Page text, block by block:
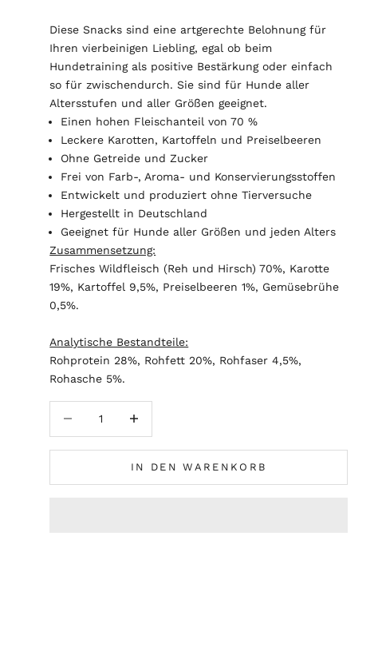
Diese Snacks sind eine artgerechte Belohnung für
Ihren vierbeinigen Liebling, egal ob beim
Hundetraining als positive Bestärkung oder einfach
so für zwischendurch. Sie sind für Hunde aller
Altersstufen und aller Größen geeignet.
Einen hohen Fleischanteil von 70 %
Leckere Karotten, Kartoffeln und Preiselbeeren
Ohne Getreide und Zucker
Frei von Farb-, Aroma- und Konservierungsstoffen
Entwickelt und produziert ohne Tierversuche
Hergestellt in Deutschland
Geeignet für Hunde aller Größen und jeden Alters
Zusammensetzung:
Frisches Wildfleisch (Reh und Hirsch) 70%, Karotte
19%, Kartoffel 9,5%, Preiselbeeren 1%, Gemüsebrühe
0,5%.
Analytische Bestandteile:
Rohprotein 28%, Rohfett 20%, Rohfaser 4,5%,
Rohasche 5%.
IN DEN WARENKORB